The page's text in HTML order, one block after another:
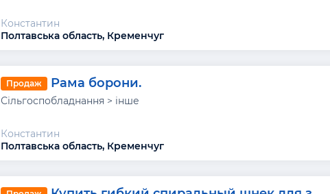
Константин
Полтавська область, Кременчуг
Продаж Рама борони.
Сільгоспобладнання > інше
Константин
Полтавська область, Кременчуг